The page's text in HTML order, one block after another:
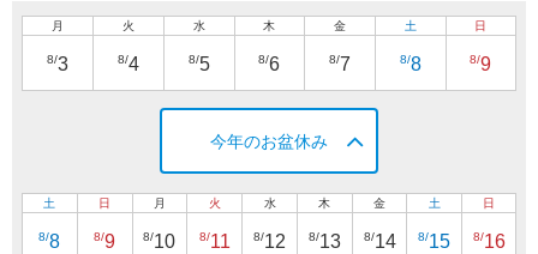
月
8/3
火
8/4
水
8/5
木
8/6
金
8/7
土
8/8
日
8/9
今年のお盆休み
土
8/8
日
8/9
月
8/10
火
8/11
水
8/12
木
8/13
金
8/14
土
8/15
日
8/16